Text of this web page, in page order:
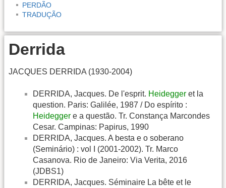
PERDÃO
TRADUÇÃO
Derrida
JACQUES DERRIDA (1930-2004)
DERRIDA, Jacques. De l'esprit. Heidegger et la
question. Paris: Galilée, 1987 / Do espírito :
Heidegger e a questão. Tr. Constança Marcondes
Cesar. Campinas: Papirus, 1990
DERRIDA, Jacques. A besta e o soberano
(Seminário) : vol I (2001-2002). Tr. Marco
Casanova. Rio de Janeiro: Via Verita, 2016
(JDBS1)
DERRIDA, Jacques. Séminaire La bête et le